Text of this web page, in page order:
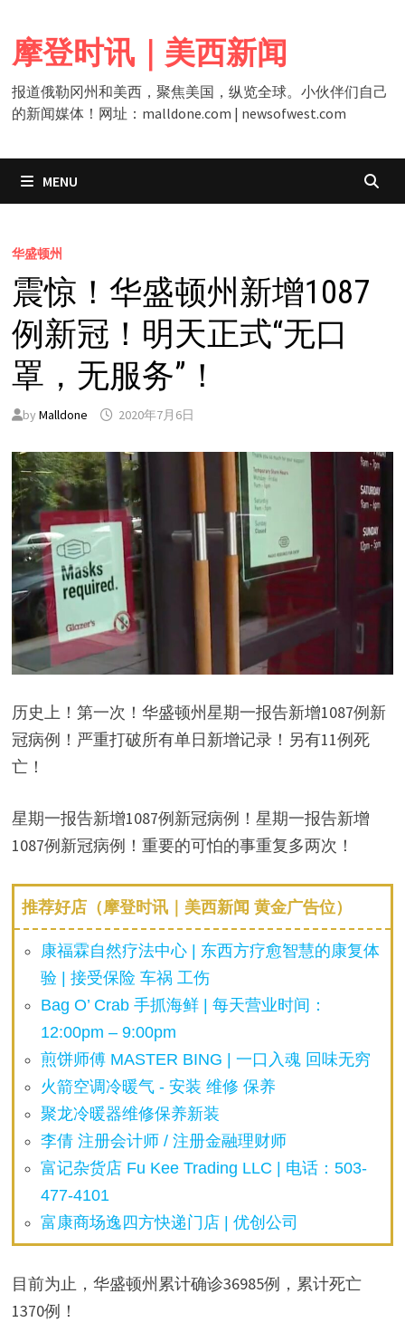
content
摩登时讯｜美西新闻
报道俄勒冈州和美西，聚焦美国，纵览全球。小伙伴们自己
的新闻媒体！网址：malldone.com | newsofwest.com
MENU
华盛顿州
震惊！华盛顿州新增1087
例新冠！明天正式“无口
罩，无服务”！
by Malldone 2020年7月6日
历史上！第一次！华盛顿州星期一报告新增1087例新
冠病例！严重打破所有单日新增记录！另有11例死
亡！
星期一报告新增1087例新冠病例！星期一报告新增
1087例新冠病例！重要的可怕的事重复多两次！
推荐好店（摩登时讯｜美西新闻 黄金广告位）
康福霖自然疗法中心 | 东西方疗愈智慧的康复体
验 | 接受保险 车祸 工伤
Bag O’ Crab 手抓海鲜 | 每天营业时间：
12:00pm – 9:00pm
煎饼师傅 MASTER BING | 一口入魂 回味无穷
火箭空调冷暖气 - 安装 维修 保养
聚龙冷暖器维修保养新装
李倩 注册会计师 / 注册金融理财师
富记杂货店 Fu Kee Trading LLC | 电话：503-
477-4101
富康商场逸四方快递门店 | 优创公司
目前为止，华盛顿州累计确诊36985例，累计死亡
1370例！